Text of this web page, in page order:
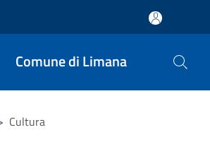
Comune di Limana
Cultura